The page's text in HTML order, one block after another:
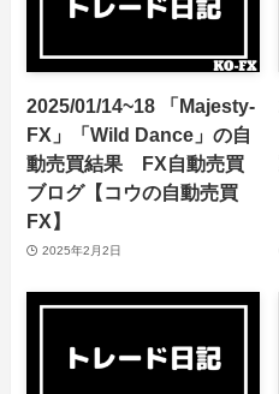
2025/01/14~18 「Majesty-
FX」「Wild Dance」の自
動売買結果 FX自動売買
ブログ【コウの自動売買
FX】
2025年2月2日